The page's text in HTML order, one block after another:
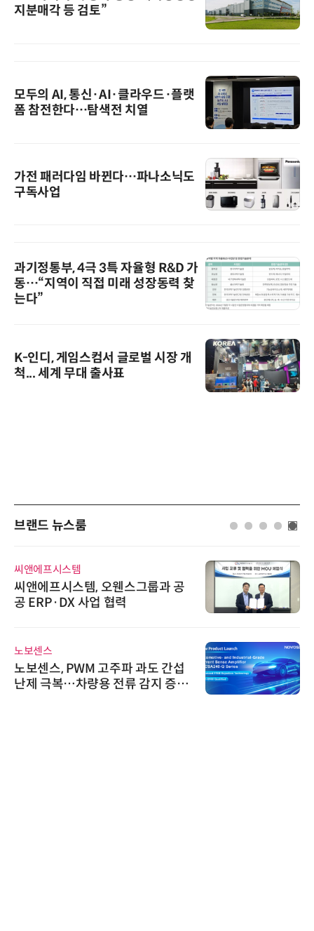
지분매각 등 검토”
모두의 AI, 통신·AI·클라우드·플랫
폼 참전한다…탐색전 치열
가전 패러다임 바뀐다…파나소닉도
구독사업
과기정통부, 4극 3특 자율형 R&D 가
동…“지역이 직접 미래 성장동력 찾
는다”
K-인디, 게임스컴서 글로벌 시장 개
척... 세계 무대 출사표
브랜드 뉴스룸
씨앤에프시스템
씨앤에프시스템, 오웬스그룹과 공
공 ERP·DX 사업 협력
노보센스
노보센스, PWM 고주파 과도 간섭
난제 극복…차량용 전류 감지 증폭